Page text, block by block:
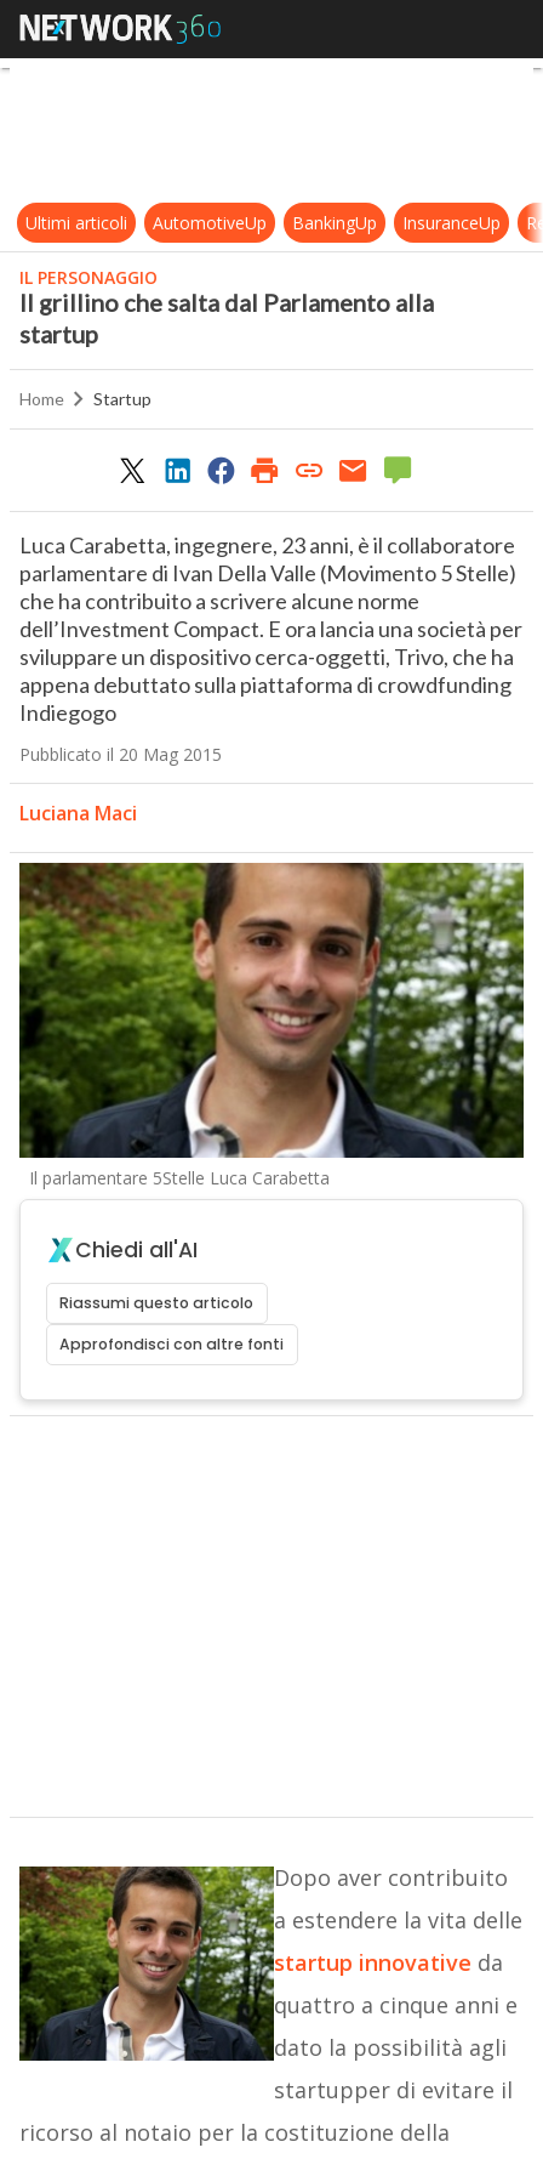
Il grillino che salta dal Parlamento
Ultimi articoli AutomotiveUp BankingUp InsuranceUp
IL PERSONAGGIO
Il grillino che salta dal Parlamento alla
startup
Home Startup
Luca Carabetta, ingegnere, 23 anni, è il collaboratore
parlamentare di Ivan Della Valle (Movimento 5 Stelle)
che ha contribuito a scrivere alcune norme
dell’Investment Compact. E ora lancia una società per
sviluppare un dispositivo cerca-oggetti, Trivo, che ha
appena debuttato sulla piattaforma di crowdfunding
Indiegogo
Pubblicato il 20 Mag 2015
Luciana Maci
Il parlamentare 5Stelle Luca Carabetta
Chiedi all'AI
Riassumi questo articolo
Approfondisci con altre fonti
Dopo aver contribuito
a estendere la vita delle
startup innovative da
quattro a cinque anni e
dato la possibilità agli
startupper di evitare il
ricorso al notaio per la costituzione della